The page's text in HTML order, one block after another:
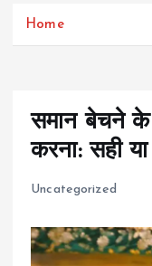
Home
समान बेचने के
करना: सही
Uncategorized